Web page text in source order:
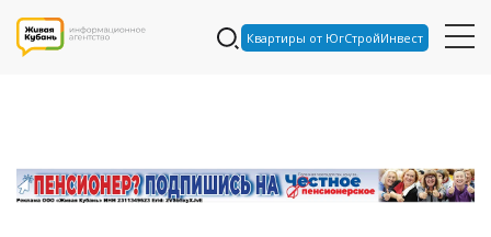
Квартиры от ЮгСтройИнвест